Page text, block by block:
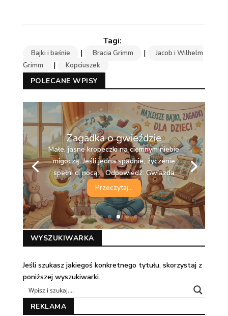
Bajki i baśnie | Bracia Grimm |
Jacob i Wilhelm
Grimm
| Kopciuszek
POLECANE WPISY
Zagadka o gwieździe
Małe, jasne kropeczki na ciemnym niebie
migoczą. Jeśli jedna spadnie, życzenie
spełni ci nocą. Odpowiedź: Gwiazda
Przeczytaj...
WYSZUKIWARKA
Jeśli szukasz jakiegoś konkretnego tytułu, skorzystaj z
poniższej wyszukiwarki.
REKLAMA